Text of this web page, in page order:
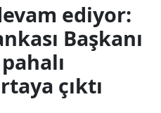
ediyor:
Başkanı
çıktı